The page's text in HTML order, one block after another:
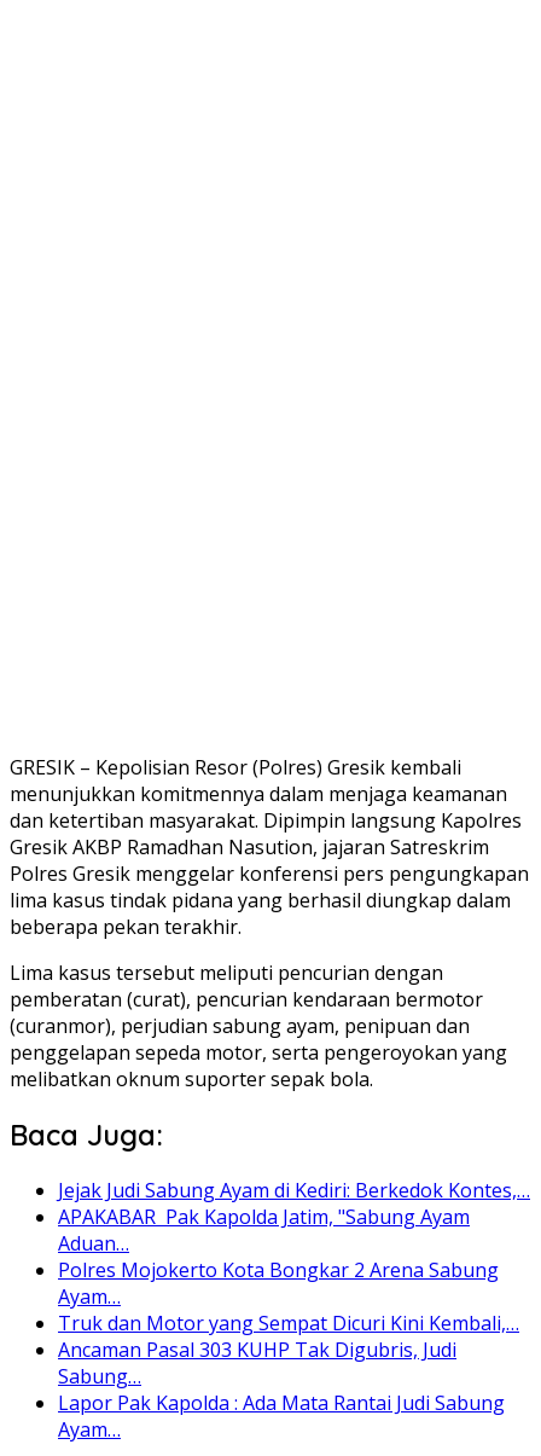
GRESIK – Kepolisian Resor (Polres) Gresik kembali
menunjukkan komitmennya dalam menjaga keamanan
dan ketertiban masyarakat. Dipimpin langsung Kapolres
Gresik AKBP Ramadhan Nasution, jajaran Satreskrim
Polres Gresik menggelar konferensi pers pengungkapan
lima kasus tindak pidana yang berhasil diungkap dalam
beberapa pekan terakhir.
Lima kasus tersebut meliputi pencurian dengan
pemberatan (curat), pencurian kendaraan bermotor
(curanmor), perjudian sabung ayam, penipuan dan
penggelapan sepeda motor, serta pengeroyokan yang
melibatkan oknum suporter sepak bola.
Baca Juga:
Jejak Judi Sabung Ayam di Kediri: Berkedok Kontes,…
APAKABAR Pak Kapolda Jatim, "Sabung Ayam
Aduan…
Polres Mojokerto Kota Bongkar 2 Arena Sabung
Ayam…
Truk dan Motor yang Sempat Dicuri Kini Kembali,…
Ancaman Pasal 303 KUHP Tak Digubris, Judi
Sabung…
Lapor Pak Kapolda : Ada Mata Rantai Judi Sabung
Ayam…